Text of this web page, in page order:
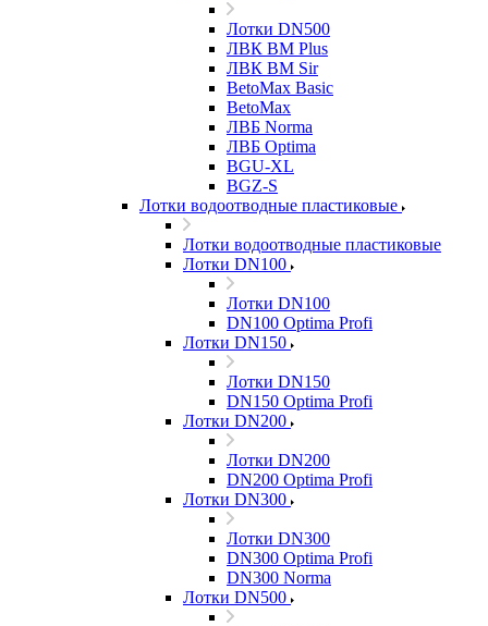
Лотки DN500
ЛВК ВМ Plus
ЛВК ВМ Sir
BetoMax Basic
BetoMax
ЛВБ Norma
ЛВБ Optima
BGU-XL
BGZ-S
Лотки водоотводные пластиковые
Лотки водоотводные пластиковые
Лотки DN100
Лотки DN100
DN100 Optima Profi
Лотки DN150
Лотки DN150
DN150 Optima Profi
Лотки DN200
Лотки DN200
DN200 Optima Profi
Лотки DN300
Лотки DN300
DN300 Optima Profi
DN300 Norma
Лотки DN500